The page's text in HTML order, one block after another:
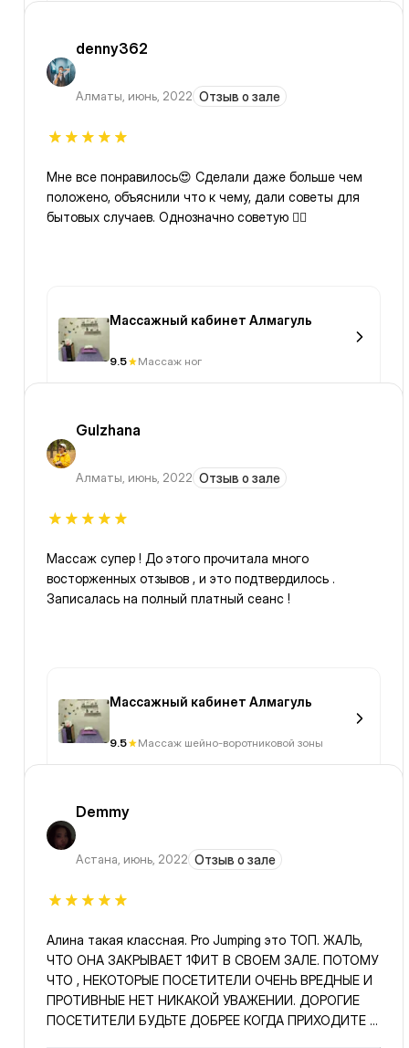
denny362
Алматы, июнь, 2022 Отзыв о зале
Мне все понравилось😍 Сделали даже больше чем
положено, объяснили что к чему, дали советы для
бытовых случаев. Однозначно советую 👍🏽
Массажный кабинет Алмагуль
9.5 Массаж ног
Gulzhana
Алматы, июнь, 2022 Отзыв о зале
Массаж супер ! До этого прочитала много
восторженных отзывов , и это подтвердилось .
Записалась на полный платный сеанс !
Массажный кабинет Алмагуль
9.5 Массаж шейно-воротниковой зоны
Demmy
Астана, июнь, 2022 Отзыв о зале
Алина такая классная. Pro Jumping это ТОП. ЖАЛЬ,
ЧТО ОНА ЗАКРЫВАЕТ 1ФИТ В СВОЕМ ЗАЛЕ. ПОТОМУ
ЧТО , НЕКОТОРЫЕ ПОСЕТИТЕЛИ ОЧЕНЬ ВРЕДНЫЕ И
ПРОТИВНЫЕ НЕТ НИКАКОЙ УВАЖЕНИИ. ДОРОГИЕ
ПОСЕТИТЕЛИ БУДЬТЕ ДОБРЕЕ КОГДА ПРИХОДИТЕ В